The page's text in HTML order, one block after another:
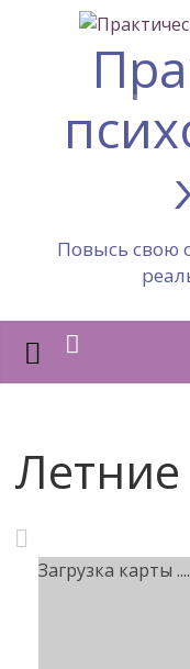
Повысь свою
Загрузка карты ....